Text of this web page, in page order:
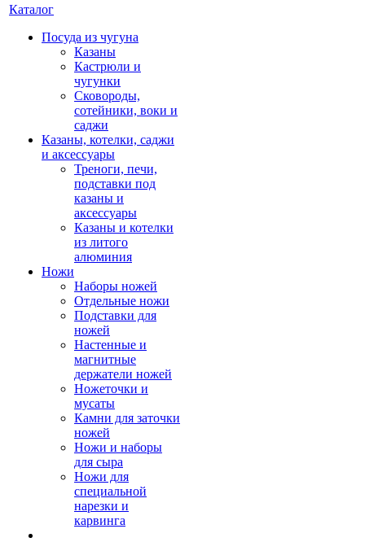
Каталог
Посуда из чугуна
Казаны
Кастрюли и
чугунки
Сковороды,
сотейники, воки и
саджи
Казаны, котелки, саджи
и аксессуары
Треноги, печи,
подставки под
казаны и
аксессуары
Казаны и котелки
из литого
алюминия
Ножи
Наборы ножей
Отдельные ножи
Подставки для
ножей
Настенные и
магнитные
держатели ножей
Ножеточки и
мусаты
Камни для заточки
ножей
Ножи и наборы
для сыра
Ножи для
специальной
нарезки и
карвинга